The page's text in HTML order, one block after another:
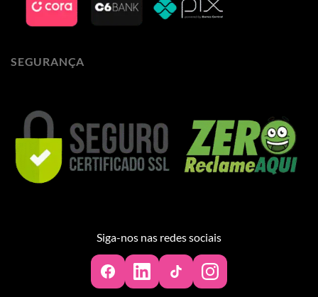
SEGURANÇA
Siga-nos nas redes sociais